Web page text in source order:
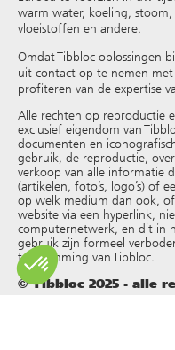
warm water, koeling,
vloeistoffen en andere
Omdat Tibbloc oplossingen
uit contact op te nemen
profiteren van de expertise
Alle rechten op reproductie
exclusief eigendom van
documenten en
gebruik, de reproductie,
verkoop van alle informatie
(artikelen, foto’s, logo’s) of
op welk medium dan ook,
website via een hyperlink,
computernetwerk, en dit in
gebruik zijn formeel
toestemming van Tibbloc.
© Tibbloc 2025 - alle